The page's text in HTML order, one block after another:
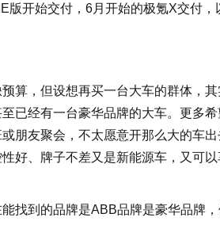
版开始交付，6月开始的极氪X交付，
算，但设想再买一台大车的群体，
已经有一台豪华品牌的大车。更多
朋友聚会，不太愿意开那么大的车
好、牌子不差又是新能源车，又可
到的品牌是ABB品牌是豪华品牌，